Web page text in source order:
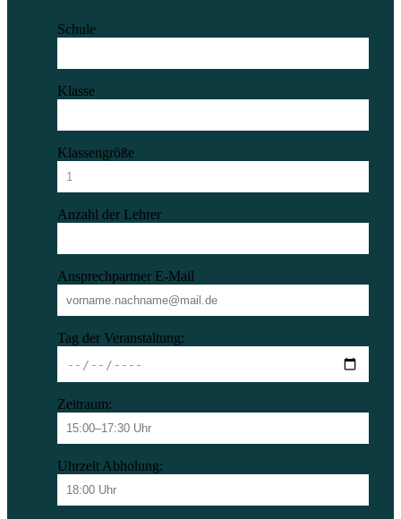
Schule
Klasse
Klassengröße
Anzahl der Lehrer
Ansprechpartner E-Mail
Tag der Veranstaltung:
Zeitraum:
Uhrzeit Abholung: